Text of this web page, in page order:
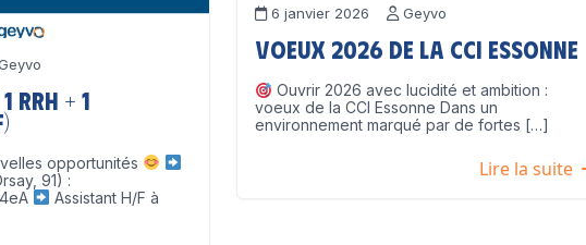
RRH + 1
opportunités
91) :
Assistant H/F à
6 janvier 2026 Geyvo
Voeux 2026 de la CCI Essonne
Ouvrir 2026 avec lucidité et ambition :
voeux de la CCI Essonne Dans un
environnement marqué par de fortes […]
Lire la suite